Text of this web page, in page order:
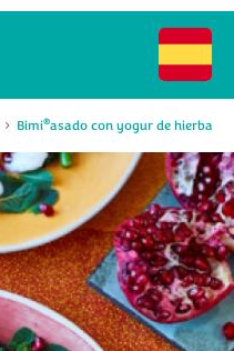
Bimi®asado con yogur de hierbas